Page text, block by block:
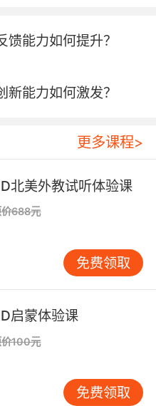
运用声学特征分析技
音现象进行毫秒级标
队的纵向研究表明，
员，其发音流畅度指
，接近母语者水平。
实现课下监督。每
配合发音成长曲线可
闭环。二语习得专家
得到实践验证，数据
/θ/、/e/等难点音素的
供的3000+原生语音
语变体，满足不同发音
统训练，VIPKID学员
、韵律掌控力等核心
议未来研发方向可侧
合VR技术构建沉浸式
，保持每日30分钟的
诊断报告进行针对性
必由之路。
馈能力如何提升？
新能力如何激发？
更多课程>
北美外教试听体验课
价688元
免费领取
启蒙体验课
价100元
免费领取